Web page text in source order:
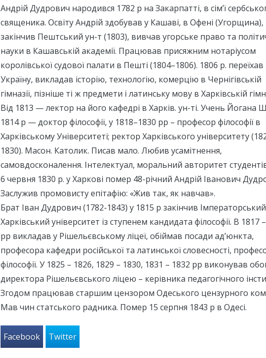
Андрій Дудрович народився 1782 р на Закарпатті, в сім’ї
священика. Освіту Андрій здобував у Кашаві, в Офені (Угорщина),
закінчив Пештський ун-т (1803), вивчав угорське право та
науки в Кашавській академії. Працював присяжним нотаріусом
королівської судової палати в Пешті (1804–1806). 1806 р. переїхав
Україну, викладав історію, технологію, комерцію в Чернігівській
гімназії, пізніше ті ж предмети і латинську мову в Харківській
Від 1813 — лектор на його кафедрі в Харків. ун-ті. Учень Йогана
1814 р — доктор філософії, у 1818–1830 рр – професор філософії в
Харківському Університеті; ректор Харківського університету
1830). Масон. Католик. Писав мало. Любив усамітнення,
самовдосконалення. Інтелектуал, моральний авторитет
6 червня 1830 р. у Харкові помер 48-річний Андрій Іванович
Заслужив промовисту епітафію: «Жив так, як навчав».
Брат Іван Дудрович (1782-1843) у 1815 р закінчив Імператорський
Харківський університет із ступенем кандидата філософії. В 1817
рр викладав у Рішельєвському ліцеї, обіймав посади ад’юнкта,
професора кафедри російської та латинської словесності,
філософії. У 1825 – 1826, 1829 – 1830, 1831 – 1832 рр виконував
директора Рішельєвського ліцею – керівника педагогічного
Згодом працював старшим цензором Одеського цензурного
Мав чин статського радника. Помер 15 серпня 1843 р в Одесі.
Facebook Twitter